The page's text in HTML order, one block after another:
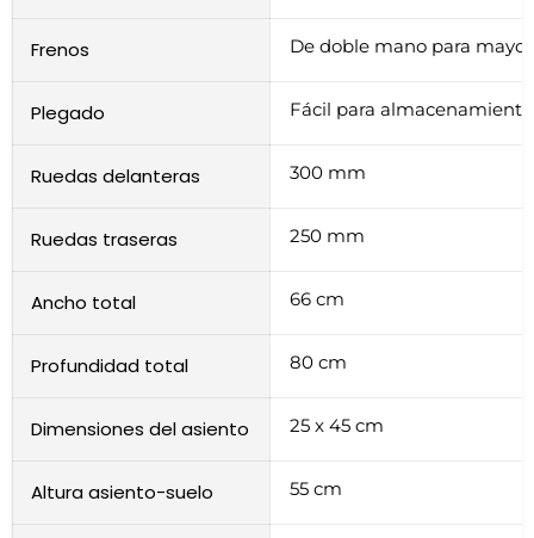
Frenos De doble mano para
Plegado Fácil para
Ruedas delanteras 300 mm
Ruedas traseras 250 mm
Ancho total 66 cm
Profundidad total 80 cm
Dimensiones del asiento 25 x 45 cm
Altura asiento-suelo 55 cm